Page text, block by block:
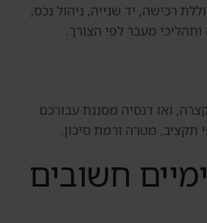
רכישה, יד שנייה, ניהול נכס,
מעבר לפי הצורך.
ואז דנסיה מסננת עבורכם
תקציב, מטרה ורמת סיכון.
חשובים